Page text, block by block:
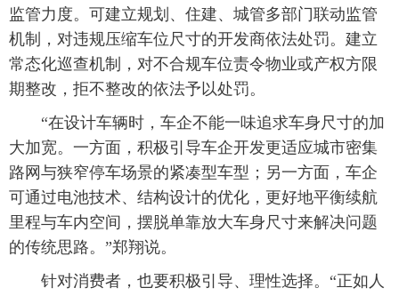
监管力度。可建立规划、住建、城管多部门联动监管
机制，对违规压缩车位尺寸的开发商依法处罚。建立
常态化巡查机制，对不合规车位责令物业或产权方限
期整改，拒不整改的依法予以处罚。
“在设计车辆时，车企不能一味追求车身尺寸的加
大加宽。一方面，积极引导车企开发更适应城市密集
路网与狭窄停车场景的紧凑型车型；另一方面，车企
可通过电池技术、结构设计的优化，更好地平衡续航
里程与车内空间，摆脱单靠放大车身尺寸来解决问题
的传统思路。”郑翔说。
针对消费者，也要积极引导、理性选择。“正如人